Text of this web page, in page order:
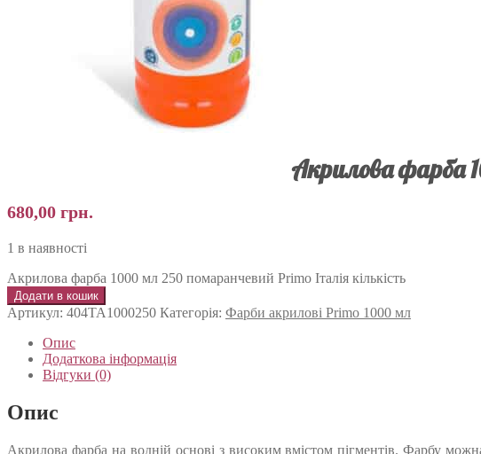
Акрилова фарба
680,00 грн.
1 в наявності
Акрилова фарба 1000 мл 250 помаранчевий Primo Італія кількість
Додати в кошик
Артикул: 404TA1000250 Категорія: Фарби акрилові Primo 1000 мл
Опис
Додаткова інформація
Відгуки (0)
Опис
Акрилова фарба на водній основі з високим вмістом пігментів. Фарбу